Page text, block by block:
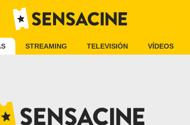
STREAMING TELEVISIÓN VÍDEOS